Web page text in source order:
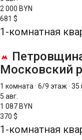
2 000 BYN
681 $
1-комнатная
Московский
1 комната · 6/9 этаж · 35
5 авг.
1 087 BYN
370 $
1-комнатная